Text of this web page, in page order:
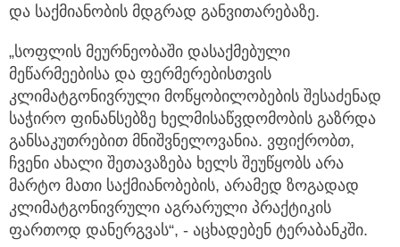
და საქმიანობის მდგრად განვითარებაზე.
„სოფლის მეურნეობაში დასაქმებული
მეწარმეებისა და ფერმერებისთვის
კლიმატგონივრული მოწყობილობების შესაძენად
საჭირო ფინანსებზე ხელმისაწვდომობის გაზრდა
განსაკუთრებით მნიშვნელოვანია. ვფიქრობთ,
ჩვენი ახალი შეთავაზება ხელს შეუწყობს არა
მარტო მათი საქმიანობების, არამედ ზოგადად
კლიმატგონივრული აგრარული პრაქტიკის
ფართოდ დანერგვას“, - აცხადებენ ტერაბანკში.